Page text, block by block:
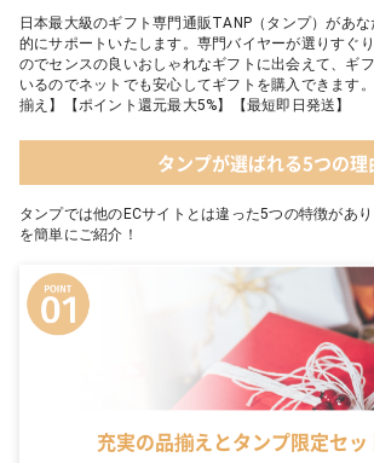
日本最大級のギフト専門通販TANP（タンプ）があ
的にサポートいたします。専門バイヤーが選りすぐ
のでセンスの良いおしゃれなギフトに出会えて、ギ
いるのでネットでも安心してギフトを購入できます
揃え】【ポイント還元最大5%】【最短即日発送】
タンプが選ばれる5つの理
タンプでは他のECサイトとは違った5つの特徴があ
を簡単にご紹介！
充実の品揃えとタンプ限定セッ